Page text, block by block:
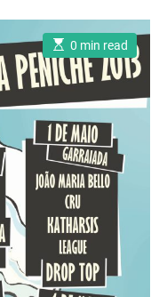
E
s
t
i
a
t
e
d
e
a
d
i
m
0 min read